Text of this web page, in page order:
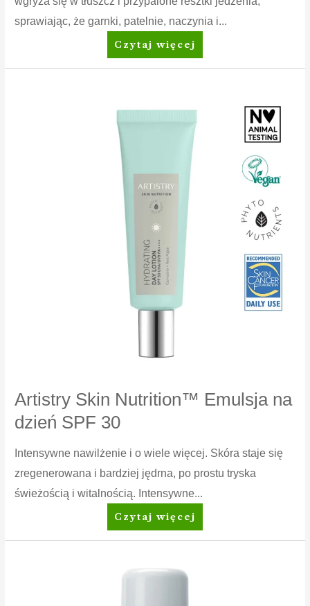
sprawiając, że garnki, patelnie, naczynia i...
Dish
Drops™
mycia
naczyń
Czytaj więcej
Artistry Skin Nutrition™ Emulsja na
dzień SPF 30
Intensywne nawilżenie i o wiele więcej. Skóra staje się
zregenerowana i bardziej jędrna, po prostu tryska
świeżością i witalnością. Intensywne...
Artistry
Skin
Czytaj więcej